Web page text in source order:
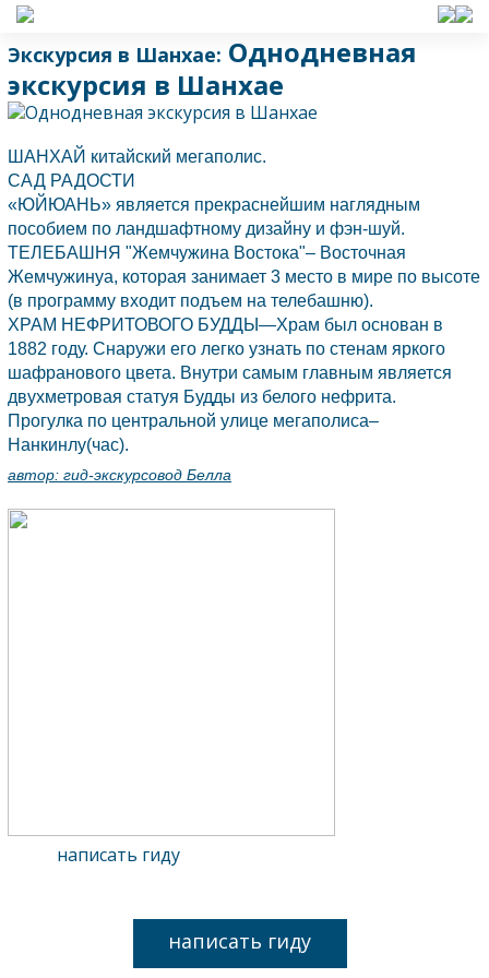
Экскурсия в Шанхае: Однодневная
экскурсия в Шанхае
ШАНХАЙ китайский мегаполис.
САД РАДОСТИ
«ЮЙЮАНЬ» является прекраснейшим наглядным
пособием по ландшафтному дизайну и фэн-шуй.
ТЕЛЕБАШНЯ "Жемчужина Востока"– Восточная
Жемчужинуа, которая занимает 3 место в мире по высоте
(в программу входит подъем на телебашню).
ХРАМ НЕФРИТОВОГО БУДДЫ—Храм был основан в
1882 году. Снаружи его легко узнать по стенам яркого
шафранового цвета. Внутри самым главным является
двухметровая статуя Будды из белого нефрита.
Прогулка по центральной улице мегаполиса–
Нанкинлу(час).
автор: гид-экскурсовод Белла
написать гиду
написать гиду